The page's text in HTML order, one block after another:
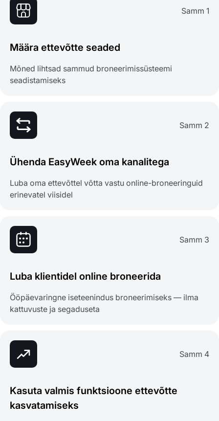
Samm 1
Määra ettevõtte seaded
Mõned lihtsad sammud broneerimissüsteemi
seadistamiseks
Samm 2
Ühenda EasyWeek oma kanalitega
Luba oma ettevõttel võtta vastu online-broneeringuid
erinevatel viisidel
Samm 3
Luba klientidel online broneerida
Ööpäevaringne iseteenindus broneerimiseks — ilma
kattuvuste ja segaduseta
Samm 4
Kasuta valmis funktsioone ettevõtte
kasvatamiseks